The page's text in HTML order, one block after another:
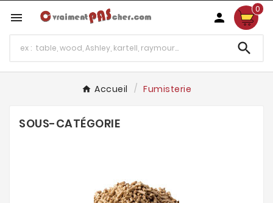
 
0

Accueil Fumisterie
SOUS-CATÉGORIE